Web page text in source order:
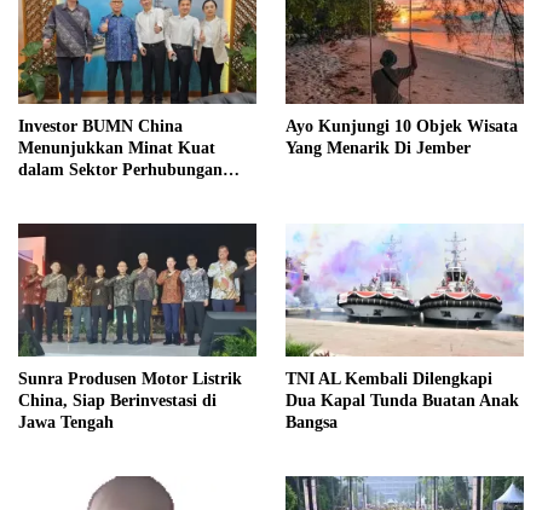
Investor BUMN China
Menunjukkan Minat Kuat
dalam Sektor Perhubungan
Ayo Kunjungi 10 Objek Wisata
Yang Menarik Di Jember
Sunra Produsen Motor Listrik
China, Siap Berinvestasi di
Jawa Tengah
TNI AL Kembali Dilengkapi
Dua Kapal Tunda Buatan Anak
Bangsa